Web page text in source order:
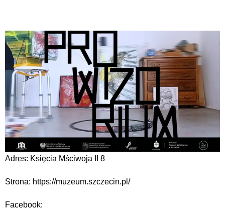
Adres: Księcia Mściwoja II 8
Strona: https://muzeum.szczecin.pl/
Facebook: